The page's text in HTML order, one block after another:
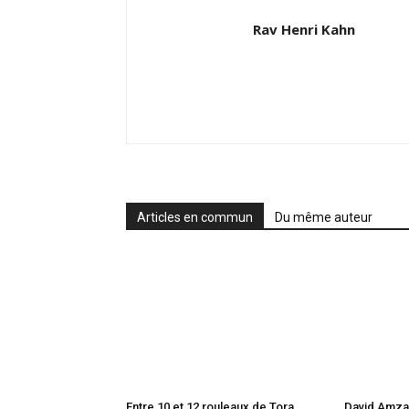
Rav Henri Kahn
Articles en commun Du même auteur